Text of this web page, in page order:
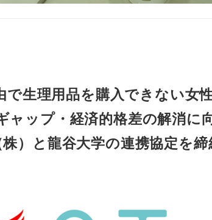
で生理用品を購入できない女
ャップ・経済的格差の解消に
）と龍谷大学の連携協定を締